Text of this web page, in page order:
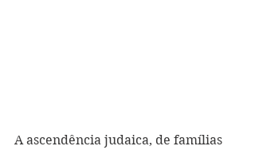
A ascendência judaica, de famílias